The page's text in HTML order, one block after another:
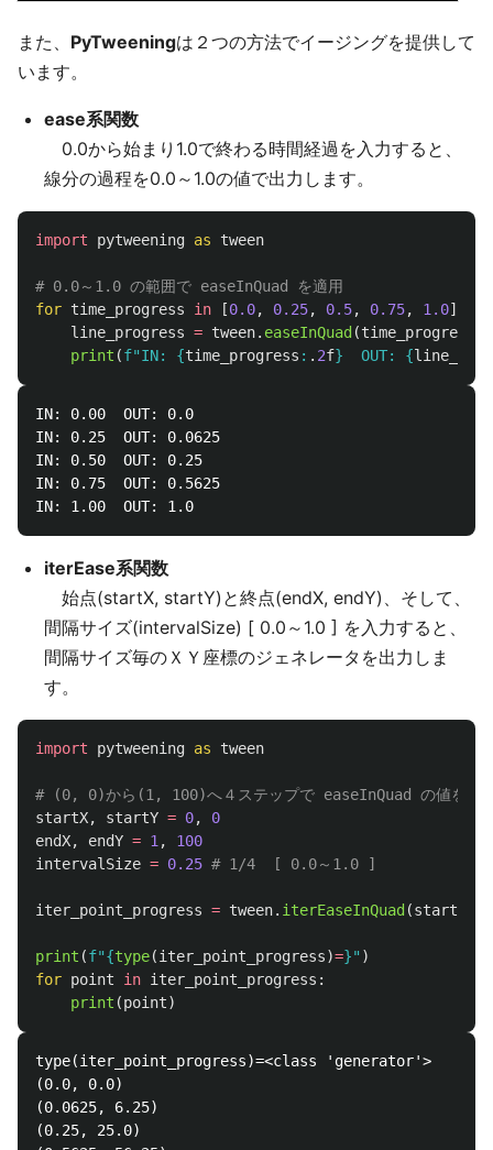
また、 PyTweeningは２つの方法でイージングを提供して
います。
ease系関数
0.0から始まり1.0で終わる時間経過を入力すると、
線分の過程を0.0～1.0の値で出力します。
import pytweening as tween
for time_progress in [0.0, 0.25, 0.5, 0.75, 1.0]:
line_progress = tween. easeInQuad (time_progress
print (f"IN: {time_progress : . 2f}
  OUT:
{
IN: 0.00  OUT: 0.0
IN: 0.25  OUT: 0.0625
IN: 0.50  OUT: 0.25
IN: 0.75  OUT: 0.5625
iterEase系関数
始点(startX, startY)と終点(endX, endY)、そして、
間隔サイズ(intervalSize) [ 0.0～1.0 ] を入力すると、
間隔サイズ毎のＸＹ座標のジェネレータを出力しま
す。
import pytweening as tween
startX, startY = 0,
0
endX, endY = 1,
100
intervalSize = 0.25
iter_point_progress = tween. iterEaseInQuad (startX
print (f"{type(iter_point_progress)=}" )
for point in iter_point_progress :
print (point)
type(iter_point_progress)=<class 'generator'>
(0.0, 0.0)
(0.0625, 6.25)
(0.25, 25.0)